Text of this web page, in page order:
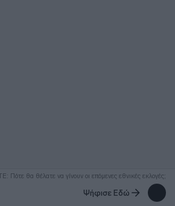
Πότε θα θέλατε να γίνουν οι επόμενες εθνικές εκλογές;
Ψήφισε Εδώ